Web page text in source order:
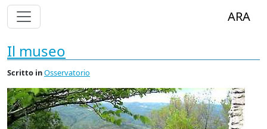
Alterna Visualizzazione Menù ARA
Il museo
Scritto inOsservatorio